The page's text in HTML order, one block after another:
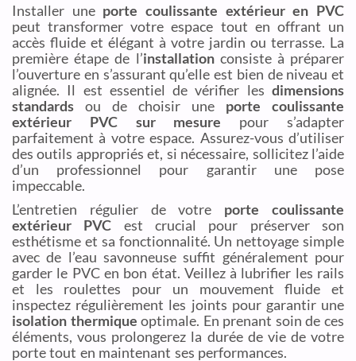
Installer une porte coulissante extérieur en PVC
peut transformer votre espace tout en offrant un
accès fluide et élégant à votre jardin ou terrasse. La
première étape de l’installationconsiste à préparer
l’ouverture en s’assurant qu’elle est bien de niveau et
alignée. Il est essentiel de vérifier les dimensions
standards ou de choisir une porte coulissante
extérieur PVC sur mesure pour s’adapter
parfaitement à votre espace. Assurez-vous d’utiliser
des outils appropriés et, si nécessaire, sollicitez l’aide
d’un professionnel pour garantir une pose
impeccable.
L’entretien régulier de votre porte coulissante
extérieur PVC est crucial pour préserver son
esthétisme et sa fonctionnalité. Un nettoyage simple
avec de l’eau savonneuse suffit généralement pour
garder le PVC en bon état. Veillez à lubrifier les rails
et les roulettes pour un mouvement fluide et
inspectez régulièrement les joints pour garantir une
isolation thermique optimale. En prenant soin de ces
éléments, vous prolongerez la durée de vie de votre
porte tout en maintenant ses performances.